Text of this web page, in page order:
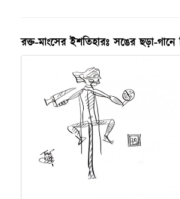
রক্ত-মাংসের ইশতিহারঃ সঙের ছড়া-